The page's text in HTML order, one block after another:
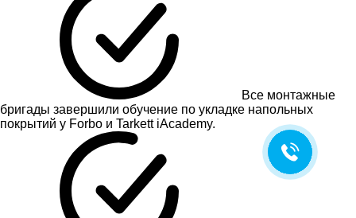
Все монтажные
бригады завершили обучение по укладке напольных
покрытий у Forbo и Tarkett iAcademy.